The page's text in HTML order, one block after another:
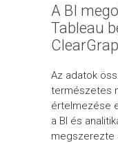
A BI
Tableau
Az adatok
természetes
értelmezése
a BI és
megszerezte